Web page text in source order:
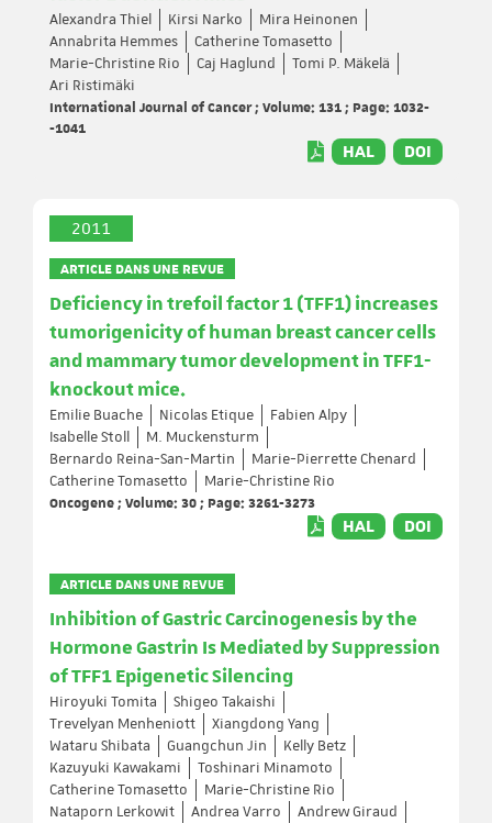
Alexandra Thiel Kirsi Narko
Mira Heinonen
Annabrita Hemmes
Catherine Tomasetto
Marie-Christine Rio
Caj Haglund
Tomi P. Mäkelä
Ari Ristimäki
International Journal of Cancer ; Volume: 131 ; Page: 1032-
-1041
HAL DOI
2011
ARTICLE DANS UNE REVUE
Deficiency in trefoil factor 1 (TFF1) increases
tumorigenicity of human breast cancer cells
and mammary tumor development in TFF1-
knockout mice.
Emilie Buache Nicolas Etique
Fabien Alpy
Isabelle Stoll
M. Muckensturm
Bernardo Reina-San-Martin
Marie-Pierrette Chenard
Catherine Tomasetto
Marie-Christine Rio
Oncogene ; Volume: 30 ; Page: 3261-3273
HAL DOI
ARTICLE DANS UNE REVUE
Inhibition of Gastric Carcinogenesis by the
Hormone Gastrin Is Mediated by Suppression
of TFF1 Epigenetic Silencing
Hiroyuki Tomita
Shigeo Takaishi
Trevelyan Menheniott
Xiangdong Yang
Wataru Shibata
Guangchun Jin
Kelly Betz
Kazuyuki Kawakami
Toshinari Minamoto
Catherine Tomasetto
Marie-Christine Rio
Nataporn Lerkowit
Andrea Varro
Andrew Giraud